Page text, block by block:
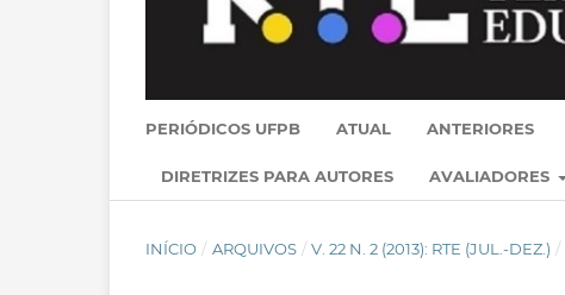
PERIÓDICOS UFPB ATUAL ANTERIORES
DIRETRIZES PARA AUTORES AVALIADORES
INÍCIO / ARQUIVOS / V. 22 N. 2 (2013): RTE (JUL.-DEZ.) /